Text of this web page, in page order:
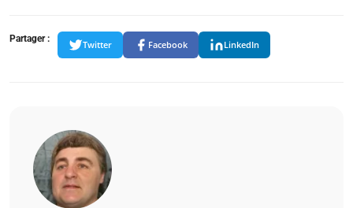
Partager :
Twitter Facebook LinkedIn